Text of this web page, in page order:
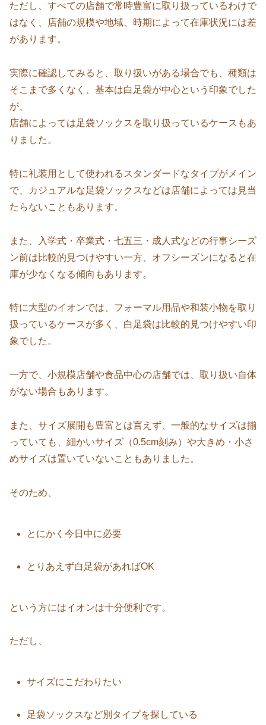
ただし、すべての店舗で常時豊富に取り扱っているわけで
はなく、店舗の規模や地域、時期によって在庫状況には差
があります。
実際に確認してみると、取り扱いがある場合でも、種類は
そこまで多くなく、基本は白足袋が中心という印象でした
が、
店舗によっては足袋ソックスを取り扱っているケースもあ
りました。
特に礼装用として使われるスタンダードなタイプがメイン
で、カジュアルな足袋ソックスなどは店舗によっては見当
たらないこともあります。
また、入学式・卒業式・七五三・成人式などの行事シーズ
ン前は比較的見つけやすい一方、オフシーズンになると在
庫が少なくなる傾向もあります。
特に大型のイオンでは、フォーマル用品や和装小物を取り
扱っているケースが多く、白足袋は比較的見つけやすい印
象でした。
一方で、小規模店舗や食品中心の店舗では、取り扱い自体
がない場合もあります。
また、サイズ展開も豊富とは言えず、一般的なサイズは揃
っていても、細かいサイズ（0.5cm刻み）や大きめ・小さ
めサイズは置いていないこともありました。
そのため、
とにかく今日中に必要
とりあえず白足袋があればOK
という方にはイオンは十分便利です。
ただし、
サイズにこだわりたい
足袋ソックスなど別タイプを探している